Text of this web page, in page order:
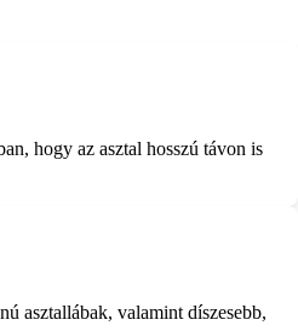
hogy az asztal hosszú távon is
asztallábak, valamint díszesebb,